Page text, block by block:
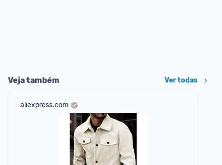
Veja também Ver todas
aliexpress.com